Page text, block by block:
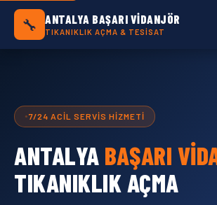
Antalya Başarı Vidanjör —
🔧 ANTALYA BAŞARI VIDANJÖR
TIKANIKLIK AÇMA & TESISAT
7/24 ACIL SERVIS HIZMETI
ANTALYA BAŞARI
TIKANIKLIK AÇMA